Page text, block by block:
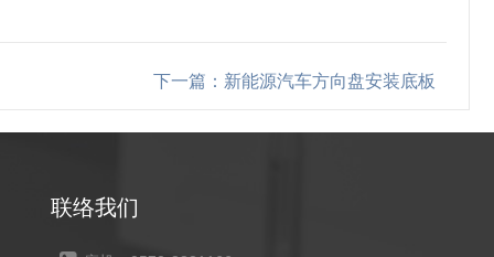
下一篇：新能源汽车方向盘安装底板
联络我们